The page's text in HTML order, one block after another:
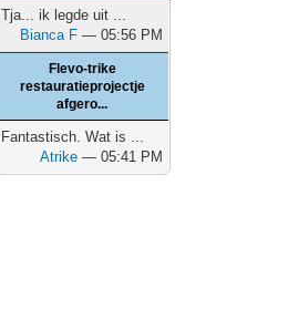
Tja... ik legde uit ...
Bianca F — 05:56 PM
Flevo-trike
restauratieprojectje
afgero...
Fantastisch. Wat is ...
Atrike — 05:41 PM